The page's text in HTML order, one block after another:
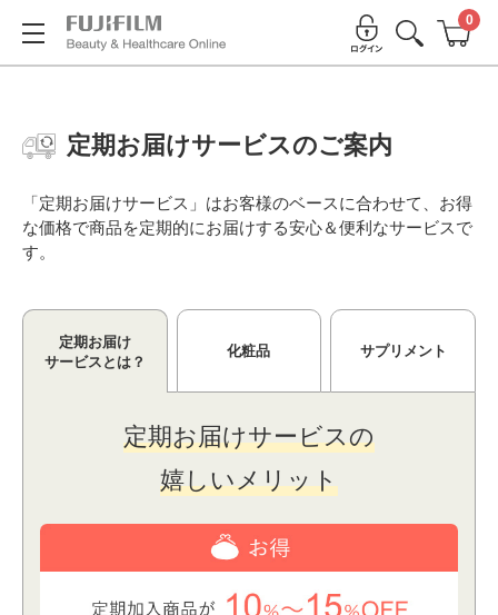
0
定期お届けサービスのご案内
「定期お届けサービス」はお客様のベースに合わせて、お得
な価格で商品を定期的にお届けする安⼼＆便利なサービスで
す。
定期お届け
サービスとは？
化粧品 サプリメント
定期お届けサービスの
嬉しいメリット